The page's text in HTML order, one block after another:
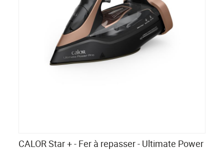
CALOR Star + - Fer à repasser - Ultimate Power